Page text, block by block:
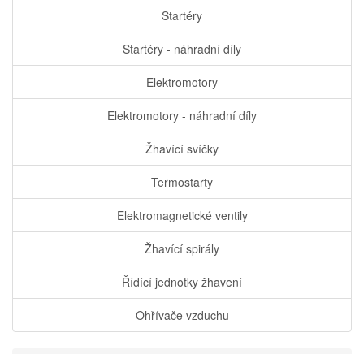
Startéry
Startéry - náhradní díly
Elektromotory
Elektromotory - náhradní díly
Žhavící svíčky
Termostarty
Elektromagnetické ventily
Žhavící spirály
Řídící jednotky žhavení
Ohřívače vzduchu